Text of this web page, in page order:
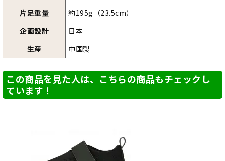
片足重量
約195g（23.5cm）
企画設計
日本
生産
中国製
この商品を見た人は、こちらの商品もチェックし
ています！